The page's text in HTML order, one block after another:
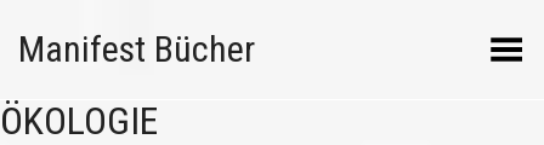
Manifest Bücher Menü umschalten
ÖKOLOGIE